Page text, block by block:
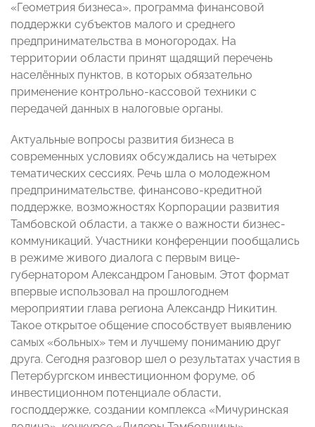
«Геометрия бизнеса», программа финансовой
поддержки субъектов малого и среднего
предпринимательства в моногородах. На
территории области принят щадящий перечень
населённых пунктов, в которых обязательно
применение контрольно-кассовой техники с
передачей данных в налоговые органы.
Актуальные вопросы развития бизнеса в
современных условиях обсуждались на четырех
тематических сессиях. Речь шла о молодежном
предпринимательстве, финансово-кредитной
поддержке, возможностях Корпорации развития
Тамбовской области, а также о важности бизнес-
коммуникаций. Участники конференции пообщались
в режиме живого диалога с первым вице-
губернатором Александром Гановым. Этот формат
впервые использовал на прошлогоднем
мероприятии глава региона Александр Никитин.
Такое открытое общение способствует выявлению
самых «больных» тем и лучшему пониманию друг
друга. Сегодня разговор шел о результатах участия в
Петербургском инвестиционном форуме, об
инвестиционном потенциале области,
господдержке, создании комплекса «Мичуринская